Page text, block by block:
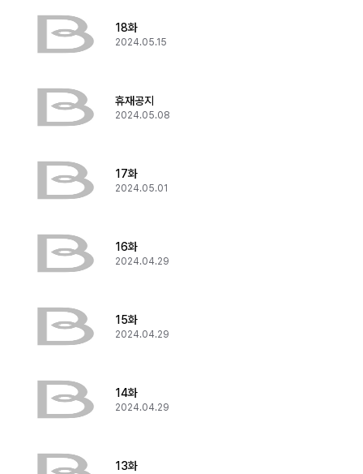
18화
2024.05.15
휴재공지
2024.05.08
17화
2024.05.01
16화
2024.04.29
15화
2024.04.29
14화
2024.04.29
13화